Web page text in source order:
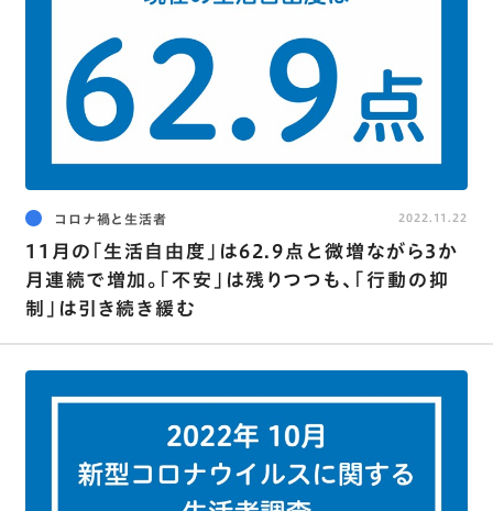
コロナ禍と生活者
11月の｢生活自由度｣は62.9点と微増ながら3か
月連続で増加。｢不安｣は残りつつも､｢行動の抑
制｣は引き続き緩む
2022.11.22